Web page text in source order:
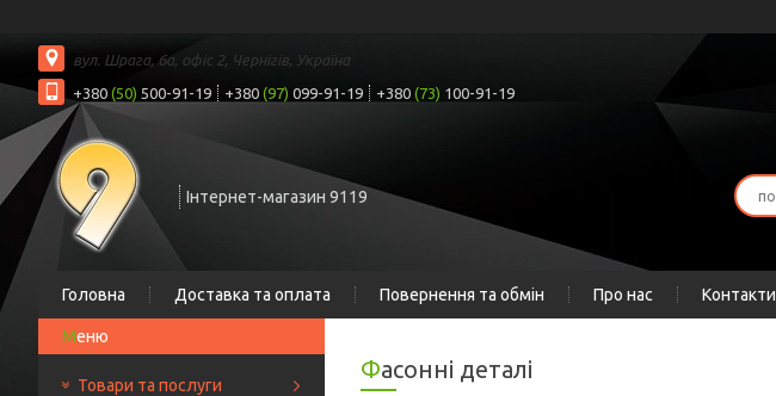
вул. Шрага, 6а, офіс 2, Чернігів, Україна
+380 (50) 500-91-19 +380 (97) 099-91-19 +380 (73) 100-91-19
Інтернет-магазин 9119
Головна Доставка та оплата Повернення та обмін Про нас Контакти
Товари та послуги
Фасонні деталі